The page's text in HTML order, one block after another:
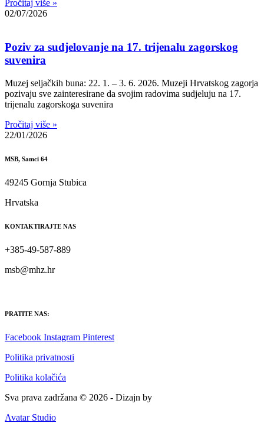
Pročitaj više »
02/07/2026
Poziv za sudjelovanje na 17. trijenalu zagorskog
suvenira
Muzej seljačkih buna: 22. 1. – 3. 6. 2026. Muzeji Hrvatskog zagorja
pozivaju sve zainteresirane da svojim radovima sudjeluju na 17.
trijenalu zagorskoga suvenira
Pročitaj više »
22/01/2026
MSB, Samci 64
49245 Gornja Stubica
Hrvatska
KONTAKTIRAJTE NAS
+385-49-587-889
msb@mhz.hr
PRATITE NAS:
Facebook Instagram Pinterest
Politika privatnosti
Politika kolačića
Sva prava zadržana © 2026 - Dizajn by
Avatar Studio